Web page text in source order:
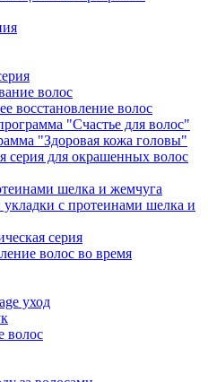
волос
восстановление волос
"Счастье для волос"
"Здоровая кожа головы"
серия для окрашенных волос
шелка и жемчуга
с протеинами шелка и
серия
волос во время
уход
волос